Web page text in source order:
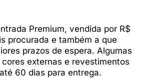
Premium, vendida por R$
procurada e também a que
prazos de espera. Algumas
externas e revestimentos
60 dias para entrega.